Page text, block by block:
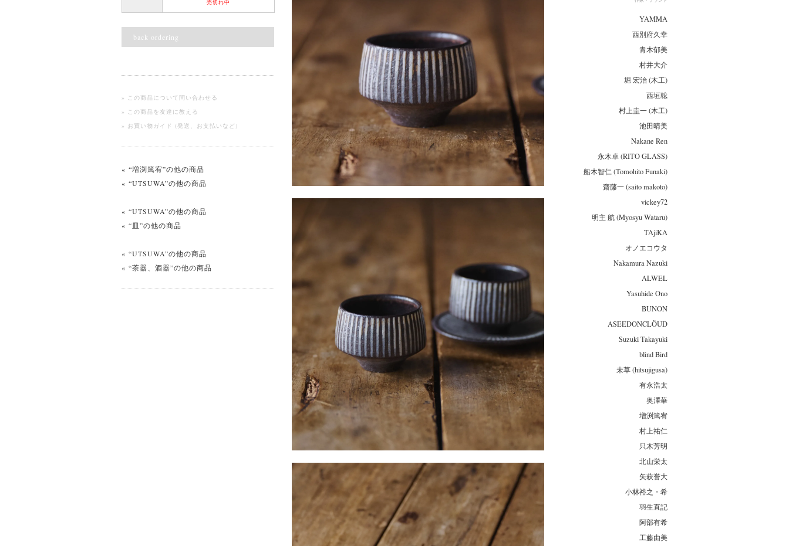
売切れ中
back ordering
» この商品について問い合わせる
» この商品を友達に教える
» お買い物ガイド (発送、お支払いなど)
« “増渕篤宥”の他の商品
« “UTSUWA”の他の商品
« “UTSUWA”の他の商品
« “皿”の他の商品
« “UTSUWA”の他の商品
« “茶器、酒器”の他の商品
YAMMA
西別府久幸
青木郁美
村井大介
堀 宏治 (木工)
西垣聡
村上圭一 (木工)
池田晴美
Nakane Ren
永木卓 (RITO GLASS)
船木智仁 (Tomohito Funaki)
齋藤一 (saito makoto)
vickey72
明主 航 (Myosyu Wataru)
TAjiKA
オノエコウタ
Nakamura Nazuki
ALWEL
Yasuhide Ono
BUNON
ASEEDONCLÖUD
Suzuki Takayuki
blind Bird
未草 (hitsujigusa)
有永浩太
奥澤華
増渕篤宥
村上祐仁
只木芳明
北山栄太
矢萩誉大
小林裕之・希
羽生直記
阿部有希
工藤由美